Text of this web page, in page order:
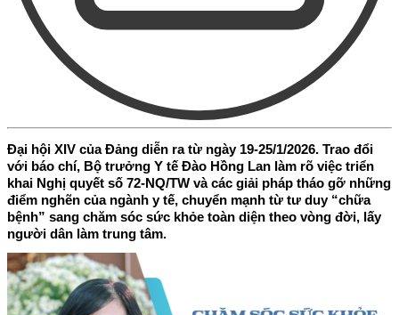
Đại hội XIV của Đảng diễn ra từ ngày 19-25/1/2026. Trao đổi
với báo chí, Bộ trưởng Y tế Đào Hồng Lan làm rõ việc triển
khai Nghị quyết số 72-NQ/TW và các giải pháp tháo gỡ những
điểm nghẽn của ngành y tế, chuyển mạnh từ tư duy “chữa
bệnh” sang chăm sóc sức khỏe toàn diện theo vòng đời, lấy
người dân làm trung tâm.